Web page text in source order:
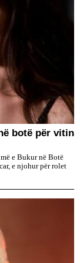
botë për vitin
e Bukur në Botë
e njohur për rolet